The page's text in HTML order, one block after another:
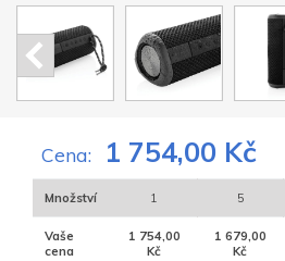
Cena: 1 754,00 Kč
Množství 1 5
Vaše
cena
1 754,00
Kč
1 679,00
Kč